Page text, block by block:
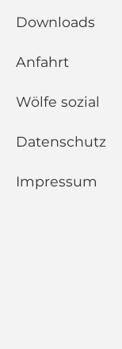
Downloads
Anfahrt
Wölfe sozial
Datenschutz
Impressum